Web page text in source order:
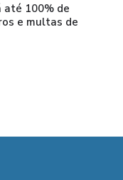
até 100% de
e multas de